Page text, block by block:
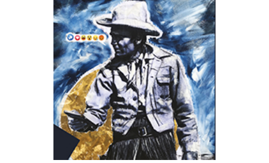
AGGIUNGI AL CARRELLO